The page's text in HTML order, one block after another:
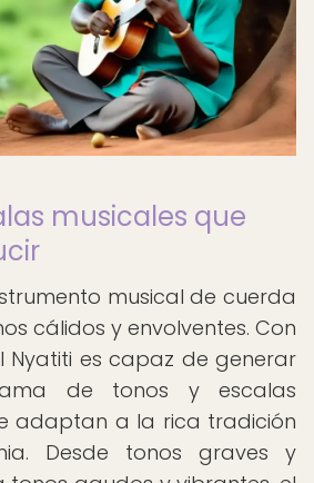
musicales que
musical de cuerda
cálidos y envolventes. Con
Nyatiti es capaz de generar
de tonos y escalas
adaptan a la rica tradición
Desde tonos graves y